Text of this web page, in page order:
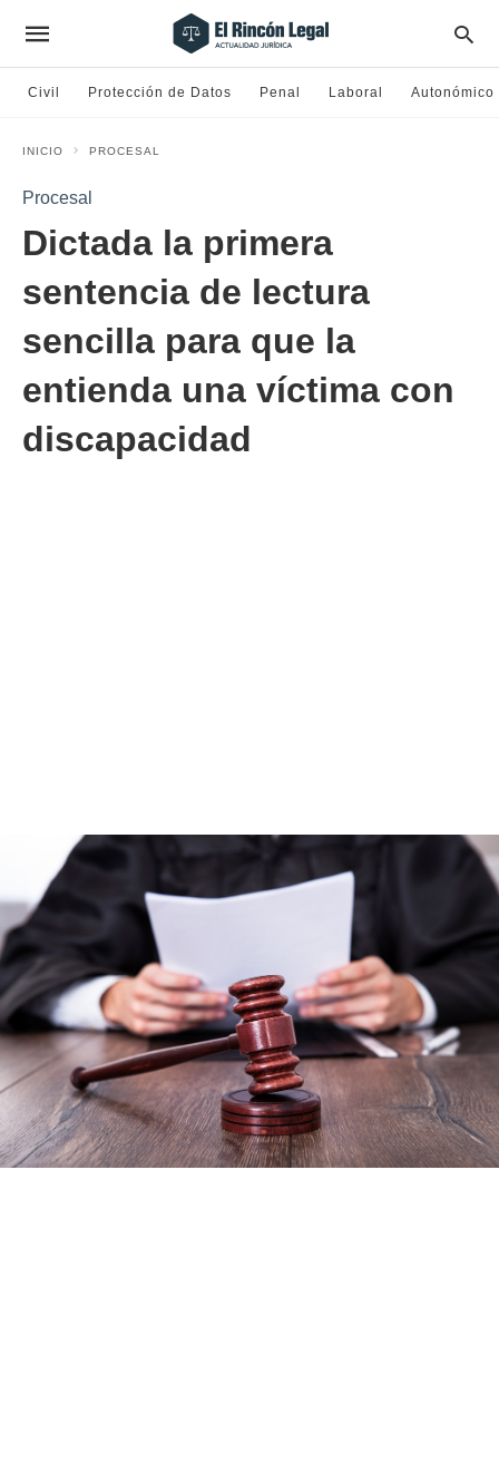
Civil Protección de Datos Penal Laboral Autonómico
INICIO PROCESAL
Procesal
Dictada la primera
sentencia de lectura
sencilla para que la
entienda una víctima con
discapacidad